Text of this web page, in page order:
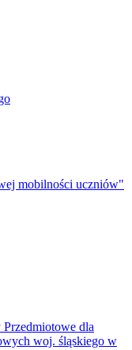
mobilności uczniów"
dla
woj. śląskiego w